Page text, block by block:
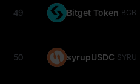
49 Bitget Token BGB
50 syrupUSDC